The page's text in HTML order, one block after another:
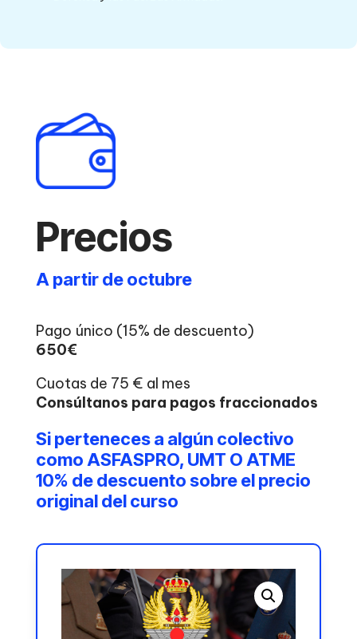
Precios
A partir de octubre
Pago único (15% de descuento)
650€
Cuotas de 75 € al mes
Consúltanos para pagos fraccionados
Si perteneces a algún colectivo
como ASFASPRO, UMT O ATME
10% de descuento sobre el precio
original del curso